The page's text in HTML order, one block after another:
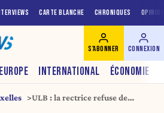
CARTE BLANCHE CHRONIQUES
EUROPE INTERNATIONAL ÉCONOMIE
S'ABONNER CONNEXION
ULB : la rectrice refuse de